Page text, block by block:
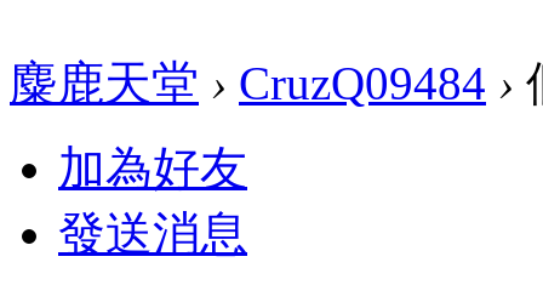
麋鹿天堂 › CruzQ09484 ›
加為好友
發送消息